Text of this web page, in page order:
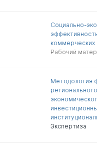
Социально-
коммерческих
Рабочий
Методология
Экспертиза